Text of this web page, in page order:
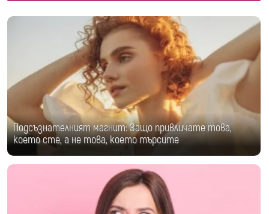
Подсъзнателният магнит: Защо привличате това,
което сте, а не това, което търсите